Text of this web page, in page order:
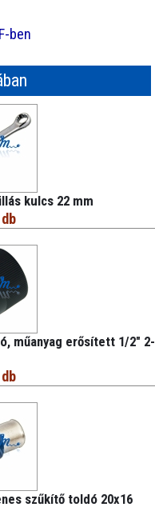
ben
kulcs 22 mm
műanyag erősített 1/2" 2-
szűkítő toldó 20x16